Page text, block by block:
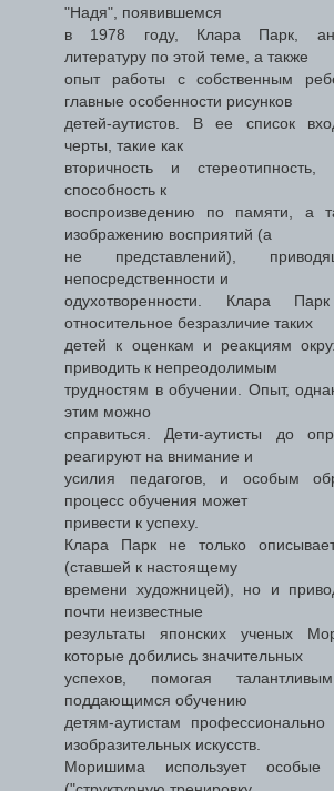
"Надя", появившемся
в 1978 году, Клара Парк,
литературу по этой теме, а также
опыт работы с собственным
главные особенности рисунков
детей-аутистов. В ее список
черты, такие как
вторичность и
способность к
воспроизведению по памяти, а
изображению восприятий (а
не представлений),
непосредственности и
одухотворенности. Клара
относительное безразличие таких
детей к оценкам и реакциям
приводить к непреодолимым
трудностям в обучении. Опыт,
этим можно
справиться. Дети-аутисты до
реагируют на внимание и
усилия педагогов, и особым
процесс обучения может
привести к успеху.
Клара Парк не только
(ставшей к настоящему
времени художницей), но и
почти неизвестные
результаты японских ученых
которые добились значительных
успехов, помогая
поддающимся обучению
детям-аутистам профессионально
изобразительных искусств.
Моришима использует особые